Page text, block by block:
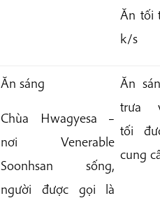
Ăn tối
k/s
Ăn sáng
Chùa Hwagyesa –
nơi Venerable
Soonhsan sống,
người được gọi là
Ăn
trưa
tối
cung